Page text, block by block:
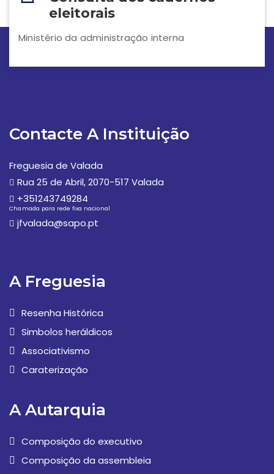
eleitorais
Ministério da administração interna
Contacte A Instituição
Freguesia de Valada
Rua 25 de Abril, 2070-517 Valada
+351243749284
Chamada para rede fixa nacional
jfvalada@sapo.pt
A Freguesia
Resenha Histórica
Simbolos heráldicos
Associativismo
Caraterização
A Autarquia
Composição do executivo
Composição da assembleia